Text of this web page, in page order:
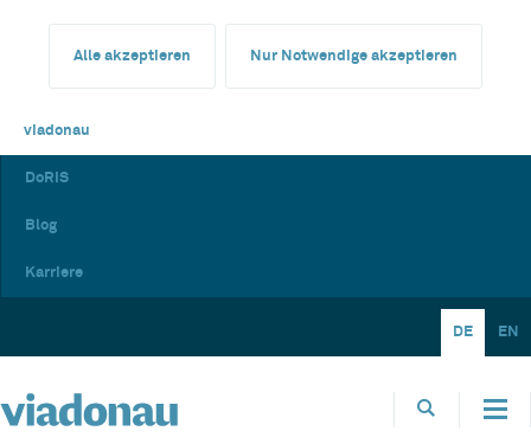
Alle akzeptieren Nur Notwendige akzeptieren
viadonau
DoRIS
Blog
Karriere
DE EN